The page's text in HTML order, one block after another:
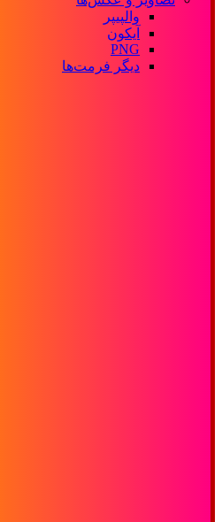
والپیپر
آیکون
PNG
دیگر فرمت‌ها